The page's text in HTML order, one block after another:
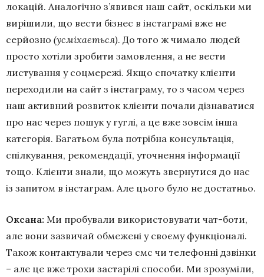
локацій. Аналогічно з’явився наш сайт, оскільки ми
вирішили, що вести бізнес в інстаграмі вже не
серйозно (усміхається). До того ж чимало людей
просто хотіли зробити замовлення, а не вести
листування у соцмережі. Якщо спочатку клієнти
переходили на сайт з інстаграму, то з часом через
наш активний розвиток клієнти почали дізнаватися
про нас через пошук у гуглі, а це вже зовсім інша
категорія. Багатьом була потрібна консультація,
спілкування, рекомендації, уточнення інформації
тощо. Клієнти знали, що можуть звернутися до нас
із запитом в інстаграм. Але цього було не достатньо.
Оксана: Ми пробували використовувати чат-боти,
але вони зазвичай обмежені у своєму функціоналі.
Також контактували через смс чи телефонні дзвінки
– але це вже трохи застарілі способи. Ми зрозуміли,